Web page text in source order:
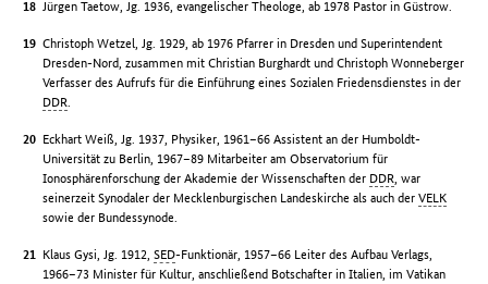
Jürgen Taetow, Jg. 1936, evangelischer Theologe, ab 1978 Pastor in Güstrow.
Christoph Wetzel, Jg. 1929, ab 1976 Pfarrer in Dresden und Superintendent
Dresden-Nord, zusammen mit Christian Burghardt und Christoph Wonneberger
Verfasser des Aufrufs für die Einführung eines Sozialen Friedensdienstes in der
DDR.
Eckhart Weiß, Jg. 1937, Physiker, 1961–66 Assistent an der Humboldt-
Universität zu Berlin, 1967–89 Mitarbeiter am Observatorium für
Ionosphärenforschung der Akademie der Wissenschaften der DDR, war
seinerzeit Synodaler der Mecklenburgischen Landeskirche als auch derVELK
sowie der Bundessynode.
Klaus Gysi, Jg. 1912,SED-Funktionär, 1957–66 Leiter des Aufbau Verlags,
1966–73 Minister für Kultur, anschließend Botschafter in Italien, im Vatikan